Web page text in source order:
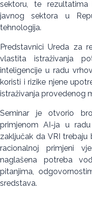
sektoru, te rezultatima
javnog sektora u
tehnologija.
Predstavnici Ureda za
vlastita istraživanja
inteligencije u radu
koristi i rizike njene
istraživanja provedenog
Seminar je otvorio
primjenom AI-ja u
zaključak da VRI
racionalnoj primjeni
naglašena potreba
pitanjima,
sredstava.